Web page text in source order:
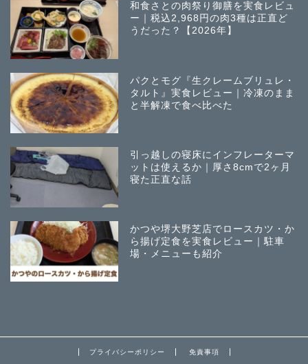
和食さとの肉祭り御膳を実食レビュ
ー｜税込2,968円の肉3種は正直ど
うだった？【2026年】
パクとモグ『生クレームブリュレ・
タルト』実食レビュー｜冷凍のまま
と半解凍で食べ比べた
引っ越しの寝床にインフレーターマ
ットは使えるか｜厚さ8cmで2ヶ月
寝た正直な話
かつや堺大野芝店でロースカツ・か
ら揚げ定食を実食レビュー｜駐車
場・メニューも紹介
プライバシーポリシー 免責事項